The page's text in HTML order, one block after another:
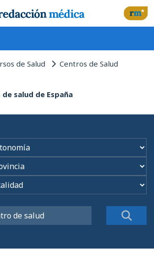
de Salud Centros de Salud
salud de España